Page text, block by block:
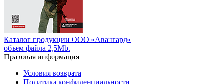
Каталог продукции ООО «Авангард»
объем файла 2,5Mb.
Правовая информация
Условия возврата
Политика конфиденциальности